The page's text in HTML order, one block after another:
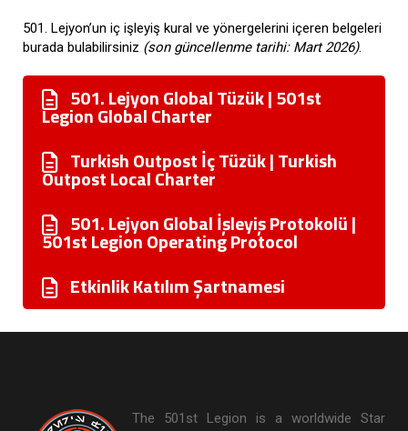
501. Lejyon’un iç işleyiş kural ve yönergelerini içeren belgeleri
burada bulabilirsiniz (son güncellenme tarihi: Mart 2026).
501. Lejyon Global Tüzük | 501st
Legion Global Charter
Turkish Outpost İç Tüzük | Turkish
Outpost Local Charter
501. Lejyon Global İşleyiş Protokolü |
501st Legion Operating Protocol
Etkinlik Katılım Şartnamesi
The 501st Legion is a worldwide Star